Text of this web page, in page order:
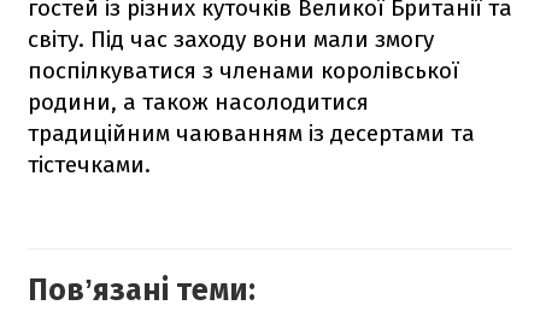
гостей із різних куточків Великої Британії та
світу. Під час заходу вони мали змогу
поспілкуватися з членами королівської
родини, а також насолодитися
традиційним чаюванням із десертами та
тістечками.
Повʼязані теми: